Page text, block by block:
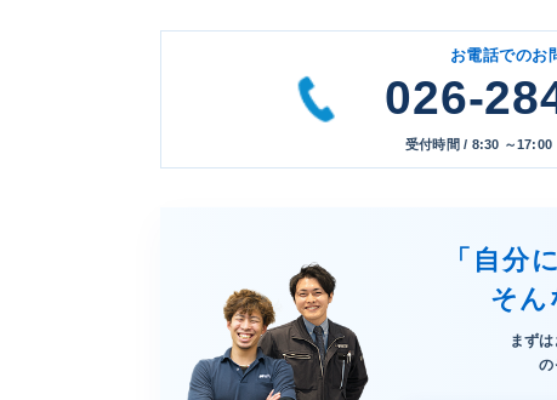
お電話でのお
026-
受付時間 / 8:30 ～17:00
「自分
そん
まず
の